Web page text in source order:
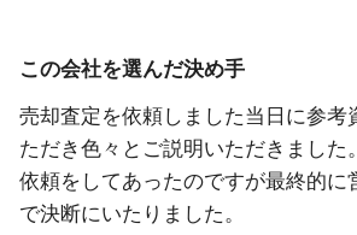
この会社を選んだ決め手
売却査定を依頼しました当日に参考
ただき色々とご説明いただきました
依頼をしてあったのですが最終的に
で決断にいたりました。